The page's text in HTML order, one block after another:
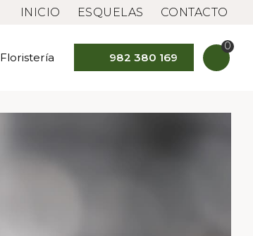
INICIO ESQUELAS CONTACTO
Floristería 982 380 169
0